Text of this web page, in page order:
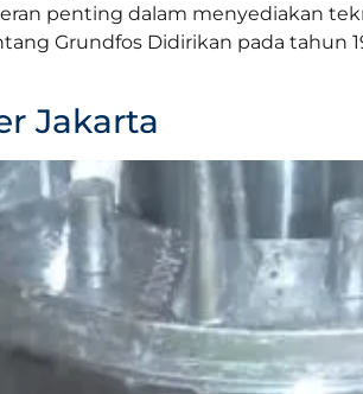
penting dalam menyediakan
Grundfos Didirikan pada
Jakarta